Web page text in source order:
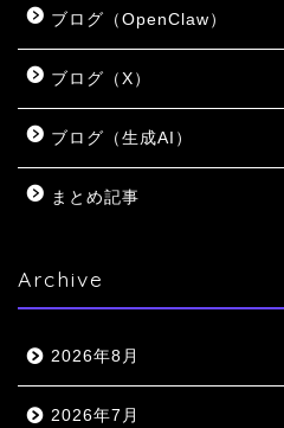
ブログ（OpenClaw）
ブログ（X）
ブログ（生成AI）
まとめ記事
Archive
2026年8月
2026年7月